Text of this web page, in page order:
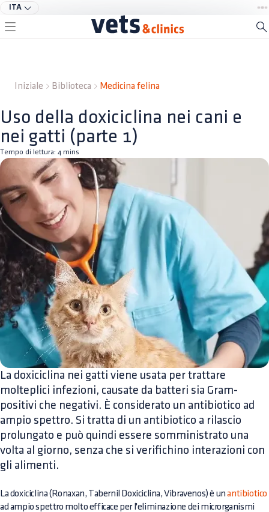
ITA
Iniziale Biblioteca Medicina felina
Uso della doxiciclina nei cani e
nei gatti (parte 1)
Tempo di lettura: 4 mins
La doxiciclina nei gatti viene usata per trattare
molteplici infezioni, causate da batteri sia Gram-
positivi che negativi. È considerato un antibiotico ad
ampio spettro. Si tratta di un antibiotico a rilascio
prolungato e può quindi essere somministrato una
volta al giorno, senza che si verifichino interazioni con
gli alimenti.
La doxiciclina (Ronaxan, Tabernil Doxiciclina, Vibravenos) è unantibiotico
ad ampio spettro molto efficace per l'eliminazione dei microrganismi